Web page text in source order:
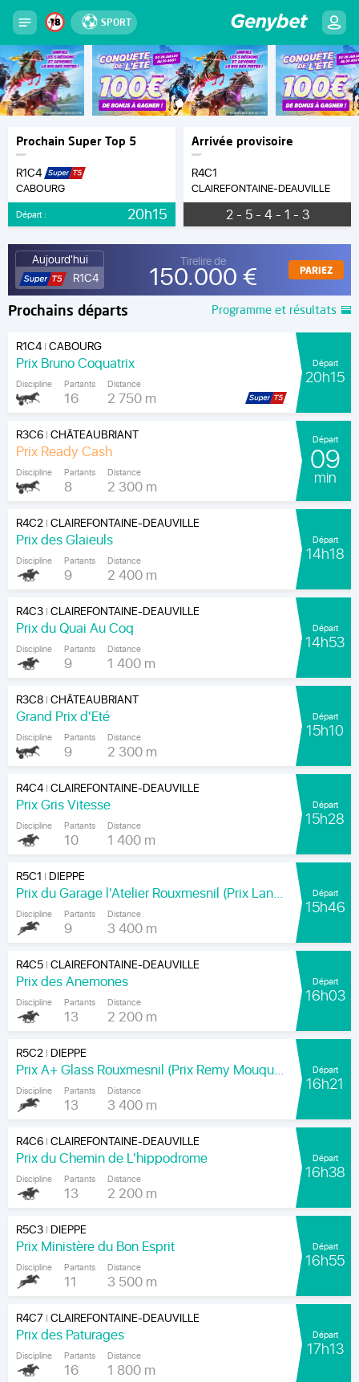
SPORT
Prochain Super Top 5
R1C4
CABOURG
Départ : 20h15
Arrivée provisoire
R4C1
CLAIREFONTAINE-DEAUVILLE
2 - 5 - 4 - 1 - 3
Aujourd'hui
R1C4
Tirelire de
150.000 € PARIEZ
Prochains départs Programme et résultats
R1C4|CABOURG
Prix Bruno Coquatrix
Discipline Partants
16
Distance
2 750 m
Départ
20h15
R3C6|CHÂTEAUBRIANT
Prix Ready Cash
Discipline Partants
8
Distance
2 300 m
Départ
09
min
R4C2|CLAIREFONTAINE-DEAUVILLE
Prix des Glaieuls
Discipline Partants
9
Distance
2 400 m
Départ
14h18
R4C3|CLAIREFONTAINE-DEAUVILLE
Prix du Quai Au Coq
Discipline Partants
9
Distance
1 400 m
Départ
14h53
R3C8|CHÂTEAUBRIANT
Grand Prix d'Eté
Discipline Partants
9
Distance
2 300 m
Départ
15h10
R4C4|CLAIREFONTAINE-DEAUVILLE
Prix Gris Vitesse
Discipline Partants
10
Distance
1 400 m
Départ
15h28
R5C1 | DIEPPE
Prix du Garage l'Atelier Rouxmesnil (Prix Lands End)
Discipline Partants
9
Distance
3 400 m
Départ
15h46
R4C5|CLAIREFONTAINE-DEAUVILLE
Prix des Anemones
Discipline Partants
13
Distance
2 200 m
Départ
16h03
R5C2| DIEPPE
Prix A+ Glass Rouxmesnil (Prix Remy Mouquet)
Discipline Partants
13
Distance
3 400 m
Départ
16h21
R4C6|CLAIREFONTAINE-DEAUVILLE
Prix du Chemin de L'hippodrome
Discipline Partants
13
Distance
2 200 m
Départ
16h38
R5C3| DIEPPE
Prix Ministère du Bon Esprit
Discipline Partants
11
Distance
3 500 m
Départ
16h55
R4C7 |CLAIREFONTAINE-DEAUVILLE
Prix des Paturages
Discipline Partants
16
Distance
1 800 m
Départ
17h13